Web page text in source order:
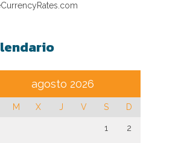
agosto 2026
M X J V S D
1 2